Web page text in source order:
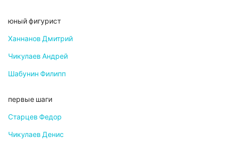
юный фигурист
Ханнанов Дмитрий
Чикулаев Андрей
Шабунин Филипп
первые шаги
Старцев Федор
Чикулаев Денис